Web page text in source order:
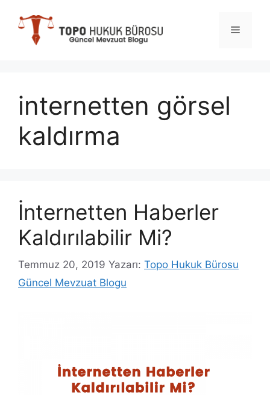
Menü
internetten görsel
kaldırma
İnternetten Haberler
Kaldırılabilir Mi?
Temmuz 20, 2019 Yazarı: Topo Hukuk Bürosu
Güncel Mevzuat Blogu